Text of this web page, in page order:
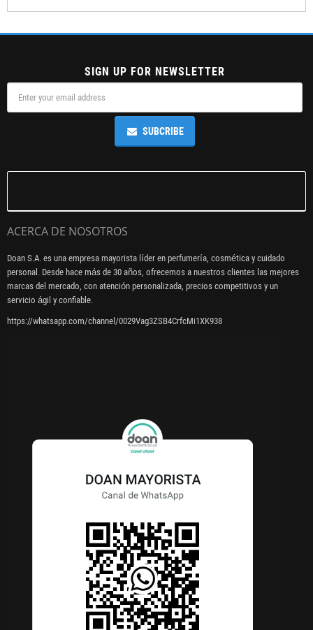
SIGN UP FOR NEWSLETTER
SUBCRIBE
ACERCA DE NOSOTROS
Doan S.A. es una empresa mayorista líder en perfumería, cosmética y cuidado
personal. Desde hace más de 30 años, ofrecemos a nuestros clientes las mejores
marcas del mercado, con atención personalizada, precios competitivos y un
servicio ágil y confiable.
https://whatsapp.com/channel/0029Vag3ZSB4CrfcMi1XK938